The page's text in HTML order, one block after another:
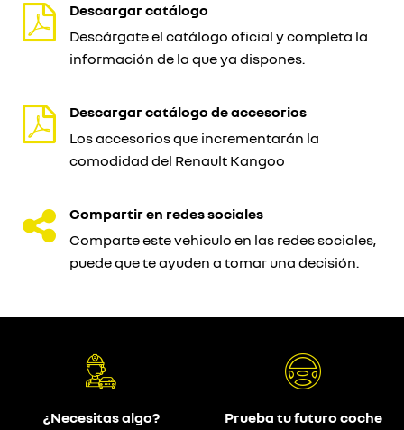
Descargar catálogo
Descárgate el catálogo oficial y completa la
información de la que ya dispones.
Descargar catálogo de accesorios
Los accesorios que incrementarán la
comodidad del Renault Kangoo
Compartir en redes sociales
Comparte este vehiculo en las redes sociales,
puede que te ayuden a tomar una decisión.
¿Necesitas algo?
Prueba tu futuro coche